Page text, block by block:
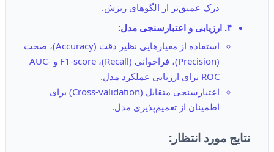
درک عمیق‌تر از الگوهای ریزش.
۴. ارزیابی و اعتبارسنجی مدل:
استفاده از معیارهایی نظیر دقت (Accuracy)، صحت
(Precision)، فراخوانی (Recall)، F1-score و AUC-
ROC برای ارزیابی عملکرد مدل.
اعتبارسنجی متقابل (Cross-validation) برای
اطمینان از تعمیم‌پذیری مدل.
نتایج مورد انتظار: